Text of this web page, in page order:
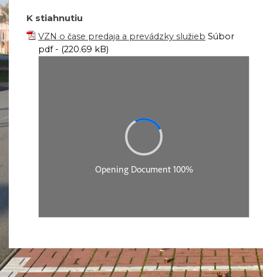
K stiahnutiu
VZN o čase predaja a prevádzky služieb Súbor
pdf - (220.69 kB)